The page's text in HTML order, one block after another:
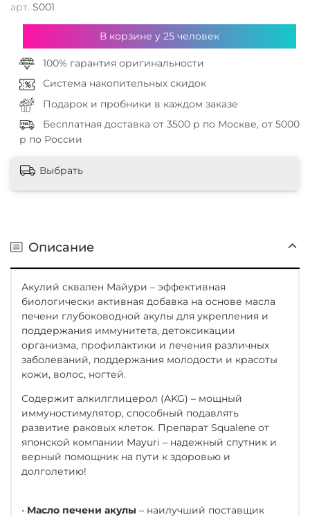
арт. S001
В корзине у 25человек
100% гарантия оригинальности
Система накопительных скидок
Подарок и пробники в каждом заказе
Бесплатная доставка от 3500 р по Москве, от 5000
р по России
Выбрать
Описание
Акулий сквален Майури – эффективная
биологически активная добавка на основе масла
печени глубоководной акулы для укрепления и
поддержания иммунитета, детоксикации
организма, профилактики и лечения различных
заболеваний, поддержания молодости и красоты
кожи, волос, ногтей.
Содержит алкилглицерол (AKG) – мощный
иммуностимулятор, способный подавлять
развитие раковых клеток. Препарат Squalene от
японской компании Mayuri – надежный спутник и
верный помощник на пути к здоровью и
долголетию!
• Масло печени акулы – наилучший поставщик